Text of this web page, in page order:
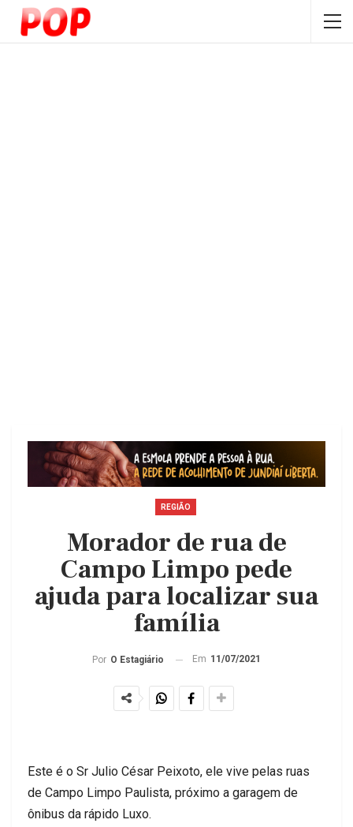
REGIÃO
Morador de rua de
Campo Limpo pede
ajuda para localizar sua
família
Por O Estagiário Em 11/07/2021
Este é o Sr Julio César Peixoto, ele vive pelas ruas
de Campo Limpo Paulista, próximo a garagem de
ônibus da rápido Luxo.